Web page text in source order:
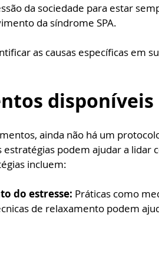
da sociedade para estar
da síndrome SPA.
as causas específicas em
disponíveis
ainda não há um
estratégias podem ajudar a lidar
incluem:
do estresse: Práticas como
de relaxamento podem